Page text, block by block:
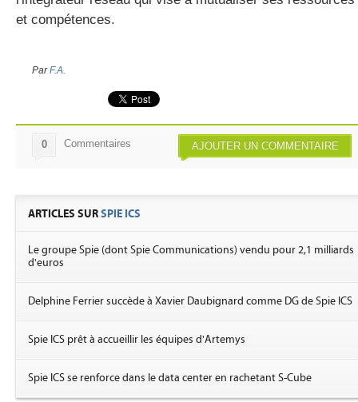
et compétences.
ParF.A.
AJOUTER UN COMMENTAIRE
0 Commentaires
ARTICLES SURSPIE ICS
Le groupe Spie (dont Spie Communications) vendu pour 2,1 milliards
d'euros
Delphine Ferrier succède à Xavier Daubignard comme DG de Spie ICS
Spie ICS prêt à accueillir les équipes d'Artemys
Spie ICS se renforce dans le data center en rachetant S-Cube